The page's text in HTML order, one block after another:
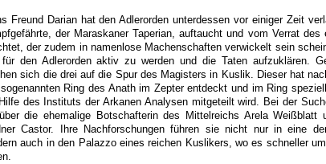
Freund Darian hat den Adlerorden unterdessen vor einiger Zeit
der Maraskaner Taperian, auftaucht und vom Verrat
der zudem in namenlose Machenschaften verwickelt sein
für den Adlerorden aktiv zu werden und die Taten aufzuklären.
sich die drei auf die Spur des Magisters in Kuslik. Dieser hat
Ring des Anath im Zepter entdeckt und im Ring
des Instituts der Arkanen Analysen mitgeteilt wird. Bei der
die ehemalige Botschafterin des Mittelreichs Arela Weißblatt
Castor. Ihre Nachforschungen führen sie nicht nur in eine
auch in den Palazzo eines reichen Kuslikers, wo es schneller